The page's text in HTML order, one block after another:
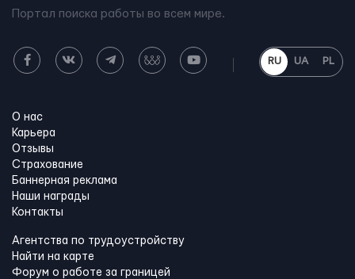
Портал поиска работы во всем мире.
RU UA PL
О нас
Карьера
Отзывы
Страхование
Баннерная реклама
Наши награды
Контакты
Агентства по трудоустройству
Найти на карте
Форум о работе за границей